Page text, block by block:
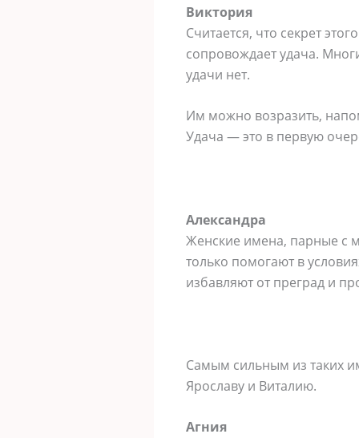
Виктория
Считается, что секрет
сопровождает удача.
удачи нет.
Им можно возразить,
Удача — это в первую
Александра
Женские имена, парные с
только помогают в
избавляют от преград и
Самым сильным из таких
Ярославу и Виталию.
Агния